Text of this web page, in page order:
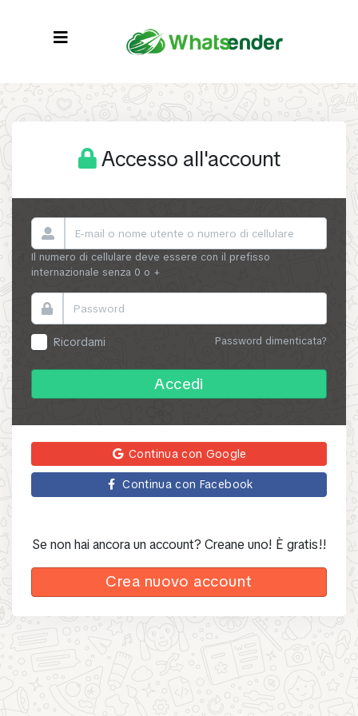
Accesso all'account
Il numero di cellulare deve essere con il prefisso
internazionale senza 0 o +
Ricordami Password dimenticata?
Accedi
Continua con Google
Continua con Facebook
Se non hai ancora un account? Creane uno! È gratis!!
Crea nuovo account